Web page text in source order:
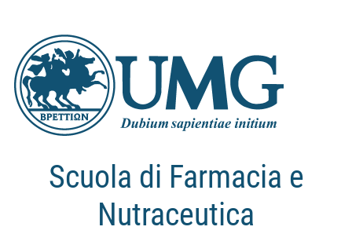
Scuola di Farmacia e
Nutraceutica